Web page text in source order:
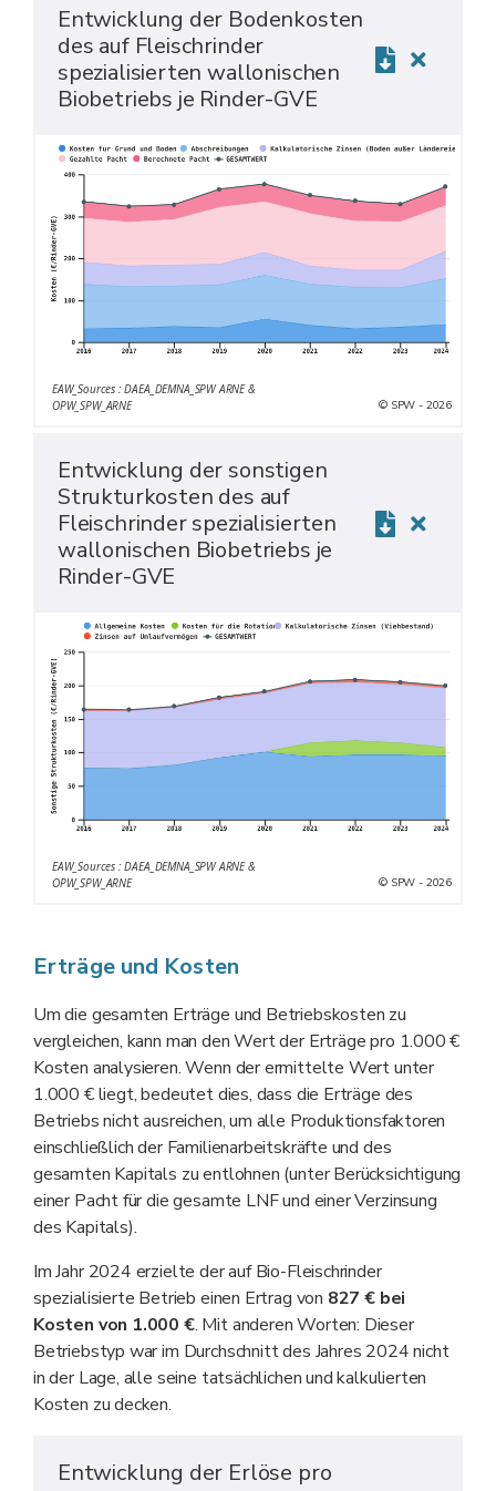
Entwicklung der Bodenkosten
des auf Fleischrinder
spezialisierten wallonischen
Biobetriebs je Rinder-GVE
EAW_Sources : DAEA_DEMNA_SPW ARNE &
OPW_SPW_ARNE
© SPW - 2026
Entwicklung der sonstigen
Strukturkosten des auf
Fleischrinder spezialisierten
wallonischen Biobetriebs je
Rinder-GVE
EAW_Sources : DAEA_DEMNA_SPW ARNE &
OPW_SPW_ARNE
© SPW - 2026
Erträge und Kosten
Um die gesamten Erträge und Betriebskosten zu
vergleichen, kann man den Wert der Erträge pro 1.000 €
Kosten analysieren. Wenn der ermittelte Wert unter
1.000 € liegt, bedeutet dies, dass die Erträge des
Betriebs nicht ausreichen, um alle Produktionsfaktoren
einschließlich der Familienarbeitskräfte und des
gesamten Kapitals zu entlohnen (unter Berücksichtigung
einer Pacht für die gesamte LNF und einer Verzinsung
des Kapitals).
Im Jahr 2024 erzielte der auf Bio-Fleischrinder
spezialisierte Betrieb einen Ertrag von 827 € bei
Kosten von 1.000 €. Mit anderen Worten: Dieser
Betriebstyp war im Durchschnitt des Jahres 2024 nicht
in der Lage, alle seine tatsächlichen und kalkulierten
Kosten zu decken.
Entwicklung der Erlöse pro